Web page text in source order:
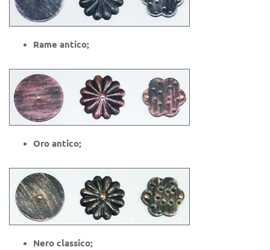
Rame antico;
Oro antico;
Nero classico;